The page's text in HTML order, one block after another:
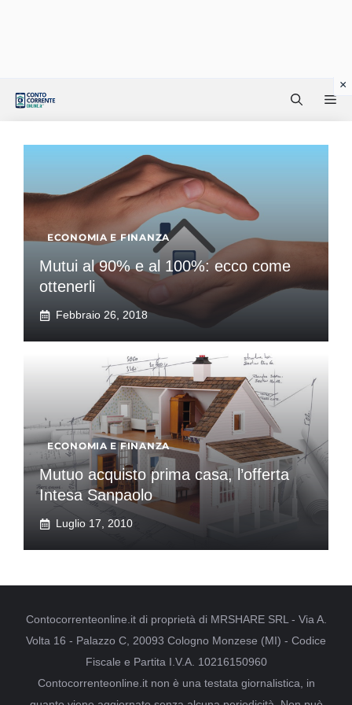
ECONOMIA E FINANZA
Mutui al 90% e al 100%: ecco come
ottenerli
Febbraio 26, 2018
ECONOMIA E FINANZA
Mutuo acquisto prima casa, l’offerta
Intesa Sanpaolo
Luglio 17, 2010
Contocorrenteonline.it di proprietà di MRSHARE SRL - Via A.
Volta 16 - Palazzo C, 20093 Cologno Monzese (MI) - Codice
Fiscale e Partita I.V.A. 10216150960
Contocorrenteonline.it non è una testata giornalistica, in